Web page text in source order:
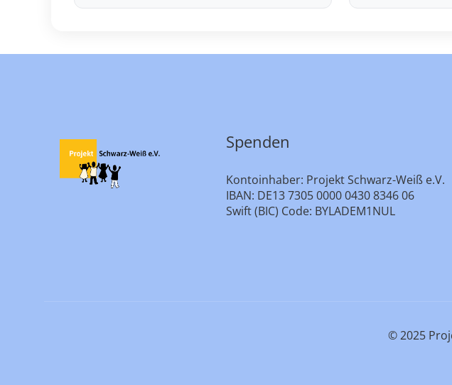
Spenden
Kontoinhaber: Projekt Schwarz-Weiß e.V.
IBAN: DE13 7305 0000 0430 8346 06
Swift (BIC) Code: BYLADEM1NUL
© 2025